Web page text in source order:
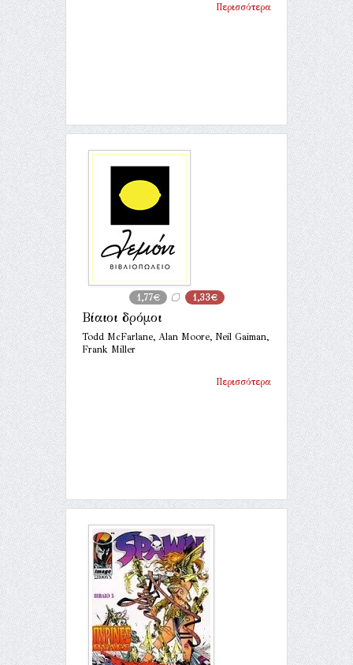
Περισσότερα
1,77€ 1,33€
Βίαιοι δρόμοι
Todd McFarlane, Alan Moore, Neil Gaiman,
Frank Miller
Περισσότερα